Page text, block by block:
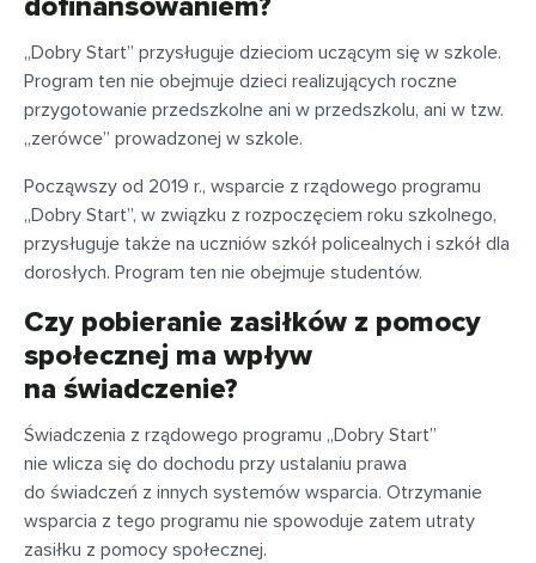
„Dobry Start” przysługuje dzieciom uczącym się w szkole.
Program ten nie obejmuje dzieci realizujących roczne
przygotowanie przedszkolne ani w przedszkolu, ani w tzw.
„zerówce” prowadzonej w szkole.
Począwszy od 2019 r., wsparcie z rządowego programu
„Dobry Start”, w związku z rozpoczęciem roku szkolnego,
przysługuje także na uczniów szkół policealnych i szkół dla
dorosłych. Program ten nie obejmuje studentów.
Czy pobieranie zasiłków z pomocy
społecznej ma wpływ
na świadczenie?
Świadczenia z rządowego programu „Dobry Start”
nie wlicza się do dochodu przy ustalaniu prawa
do świadczeń z innych systemów wsparcia. Otrzymanie
wsparcia z tego programu nie spowoduje zatem utraty
zasiłku z pomocy społecznej.